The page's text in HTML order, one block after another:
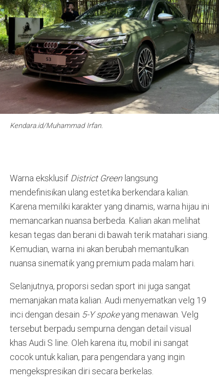
Kendara.id/Muhammad Irfan.
Warna eksklusif District Greenlangsung
mendefinisikan ulang estetika berkendara kalian
Karena memiliki karakter yang dinamis, warna hijau ini
memancarkan nuansa berbeda . Kalian akan melihat
kesan tegas dan berani di bawah terik matahari siang
Kemudian, warna ini akan berubah memantulkan
nuansa sinematik yang premium pada malam hari
Selanjutnya, proporsi sedan sport ini juga sangat
memanjakan mata kalian. Audi menyematkan velg 19
inci dengan desain 5-Y spokeyang menawan. Velg
tersebut berpadu sempurna dengan detail visual
khas Audi S line. Oleh karena itu, mobil ini sangat
cocok untuk kalian, para pengendara yang ingin
mengekspresikan diri secara berkelas.